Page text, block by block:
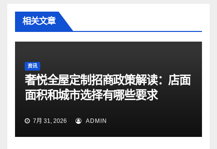
相关文章
资讯
奢悦全屋定制招商政策解读：店面
面积和城市选择有哪些要求
7月 31, 2026 ADMIN